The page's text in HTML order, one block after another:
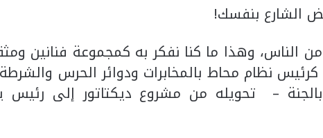
الشارع بنفسك!
الناس، وهذا ما كنا نفكر به كمجموعة فنانين
نظام محاط بالمخابرات ودوائر الحرس
– تحويله من مشروع ديكتاتور إلى رئيس